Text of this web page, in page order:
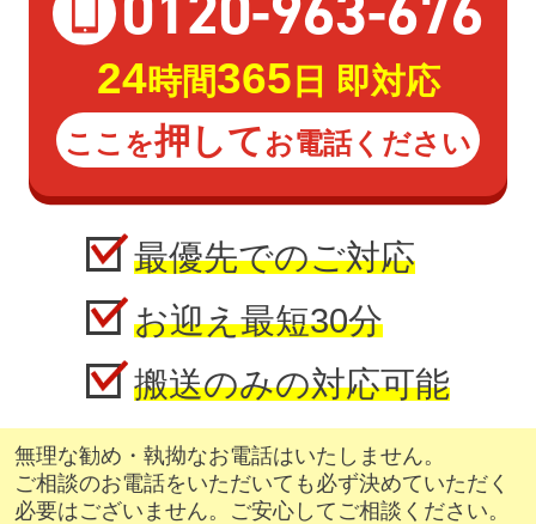
24時間365 日 即対応
ここを押してお電話ください
最優先でのご対応
お迎え最短30分
搬送のみの対応可能
無理な勧め・執拗なお電話はいたしません。
ご相談のお電話をいただいても必ず決めていただく
必要はございません。ご安心してご相談ください。